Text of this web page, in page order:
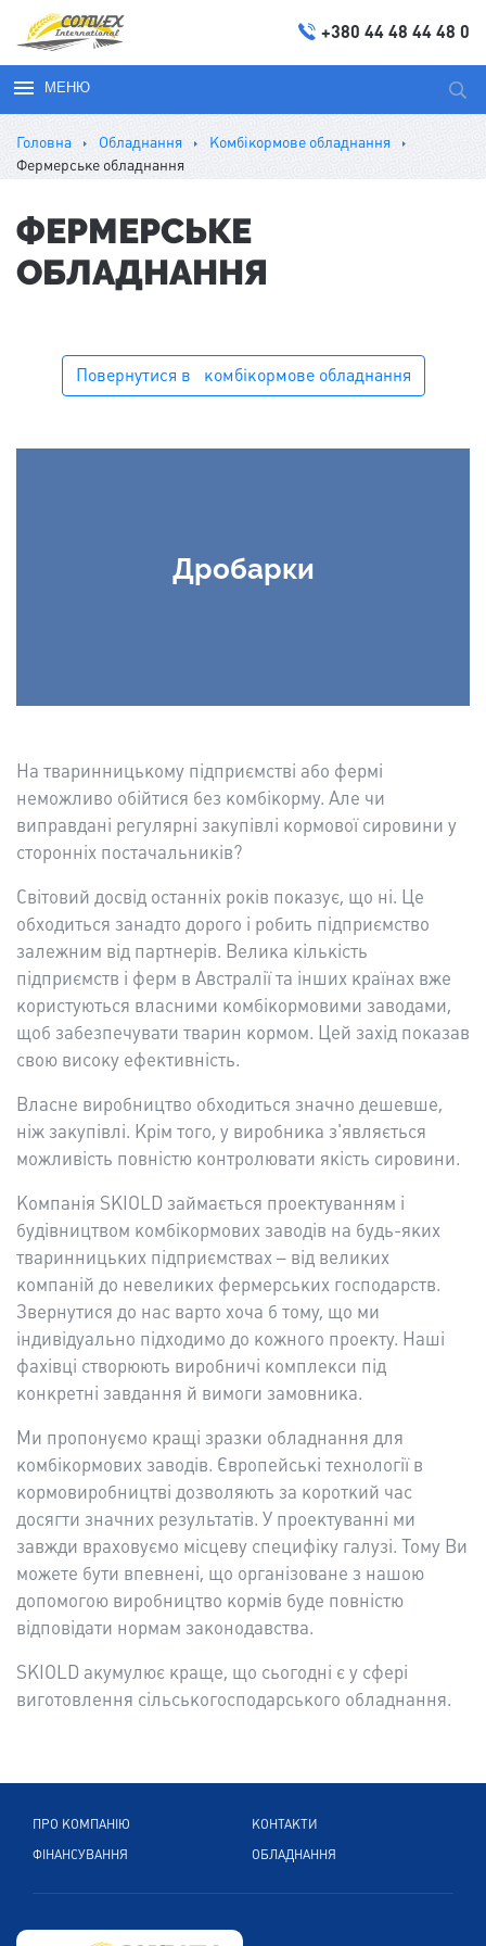
+380 44 48 44 48 0
МЕНЮ
Головна Обладнання
Комбікормове обладнання
Фермерське обладнання
ФЕРМЕРСЬКЕ
ОБЛАДНАННЯ
Повернутися в⠀комбікормове обладнання
Дробарки
На тваринницькому підприємстві або фермі
неможливо обійтися без комбікорму. Але чи
виправдані регулярні закупівлі кормової сировини у
сторонніх постачальників?
Світовий досвід останніх років показує, що ні. Це
обходиться занадто дорого і робить підприємство
залежним від партнерів. Велика кількість
підприємств і ферм в Австралії та інших країнах вже
користуються власними комбікормовими заводами,
щоб забезпечувати тварин кормом. Цей захід показав
свою високу ефективність.
Власне виробництво обходиться значно дешевше,
ніж закупівлі. Крім того, у виробника з'являється
можливість повністю контролювати якість сировини.
Компанія SKIOLD займається проектуванням і
будівництвом комбікормових заводів на будь-яких
тваринницьких підприємствах – від великих
компаній до невеликих фермерських господарств.
Звернутися до нас варто хоча б тому, що ми
індивідуально підходимо до кожного проекту. Наші
фахівці створюють виробничі комплекси під
конкретні завдання й вимоги замовника.
Ми пропонуємо кращі зразки обладнання для
комбікормових заводів. Європейські технології в
кормовиробництві дозволяють за короткий час
досягти значних результатів. У проектуванні ми
завжди враховуємо місцеву специфіку галузі. Тому Ви
можете бути впевнені, що організоване з нашою
допомогою виробництво кормів буде повністю
відповідати нормам законодавства.
SKIOLD акумулює краще, що сьогодні є у сфері
виготовлення сільськогосподарського обладнання.
ПРО КОМПАНІЮ
ФІНАНСУВАННЯ
КОНТАКТИ
ОБЛАДНАННЯ